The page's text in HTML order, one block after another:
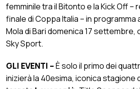
femminile tra il Bitonto e la Kick Off –
finale di Coppa Italia – in programma
Mola di Bari domenica 17 settembre,
Sky Sport.
GLI EVENTI –È solo il primo dei
inizierà la 40esima, iconica stagione